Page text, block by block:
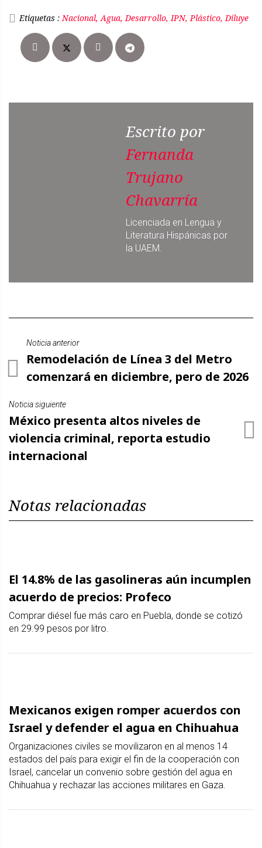
Etiquetas : Nacional, Agua, Desarrollo, IPN, Plástico, Diluye
Escrito por
Fernanda
Trujano
Chavarría
Licenciada en Lengua y
Literatura Hispánicas por
la UAEM.
Noticia anterior
Remodelación de Línea 3 del Metro
comenzará en diciembre, pero de 2026
Noticia siguiente
México presenta altos niveles de
violencia criminal, reporta estudio
internacional
Notas relacionadas
El 14.8% de las gasolineras aún incumplen
acuerdo de precios: Profeco
Comprar diésel fue más caro en Puebla, donde se cotizó
en 29.99 pesos por litro.
Mexicanos exigen romper acuerdos con
Israel y defender el agua en Chihuahua
Organizaciones civiles se movilizaron en al menos 14
estados del país para exigir el fin de la cooperación con
Israel, cancelar un convenio sobre gestión del agua en
Chihuahua y rechazar las acciones militares en Gaza.